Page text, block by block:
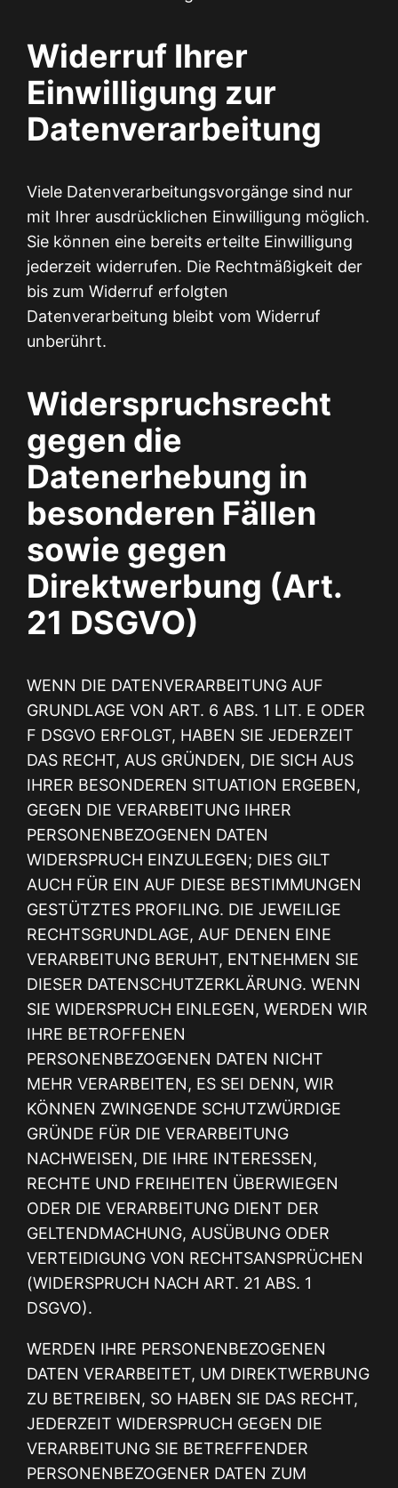
Widerruf Ihrer
Einwilligung zur
Datenverarbeitung
Viele Datenverarbeitungsvorgänge sind nur
mit Ihrer ausdrücklichen Einwilligung möglich.
Sie können eine bereits erteilte Einwilligung
jederzeit widerrufen. Die Rechtmäßigkeit der
bis zum Widerruf erfolgten
Datenverarbeitung bleibt vom Widerruf
unberührt.
Widerspruchsrecht
gegen die
Datenerhebung in
besonderen Fällen
sowie gegen
Direktwerbung (Art.
21 DSGVO)
WENN DIE DATENVERARBEITUNG AUF
GRUNDLAGE VON ART. 6 ABS. 1 LIT. E ODER
F DSGVO ERFOLGT, HABEN SIE JEDERZEIT
DAS RECHT, AUS GRÜNDEN, DIE SICH AUS
IHRER BESONDEREN SITUATION ERGEBEN,
GEGEN DIE VERARBEITUNG IHRER
PERSONENBEZOGENEN DATEN
WIDERSPRUCH EINZULEGEN; DIES GILT
AUCH FÜR EIN AUF DIESE BESTIMMUNGEN
GESTÜTZTES PROFILING. DIE JEWEILIGE
RECHTSGRUNDLAGE, AUF DENEN EINE
VERARBEITUNG BERUHT, ENTNEHMEN SIE
DIESER DATENSCHUTZERKLÄRUNG. WENN
SIE WIDERSPRUCH EINLEGEN, WERDEN WIR
IHRE BETROFFENEN
PERSONENBEZOGENEN DATEN NICHT
MEHR VERARBEITEN, ES SEI DENN, WIR
KÖNNEN ZWINGENDE SCHUTZWÜRDIGE
GRÜNDE FÜR DIE VERARBEITUNG
NACHWEISEN, DIE IHRE INTERESSEN,
RECHTE UND FREIHEITEN ÜBERWIEGEN
ODER DIE VERARBEITUNG DIENT DER
GELTENDMACHUNG, AUSÜBUNG ODER
VERTEIDIGUNG VON RECHTSANSPRÜCHEN
(WIDERSPRUCH NACH ART. 21 ABS. 1
DSGVO).
WERDEN IHRE PERSONENBEZOGENEN
DATEN VERARBEITET, UM DIREKTWERBUNG
ZU BETREIBEN, SO HABEN SIE DAS RECHT,
JEDERZEIT WIDERSPRUCH GEGEN DIE
VERARBEITUNG SIE BETREFFENDER
PERSONENBEZOGENER DATEN ZUM